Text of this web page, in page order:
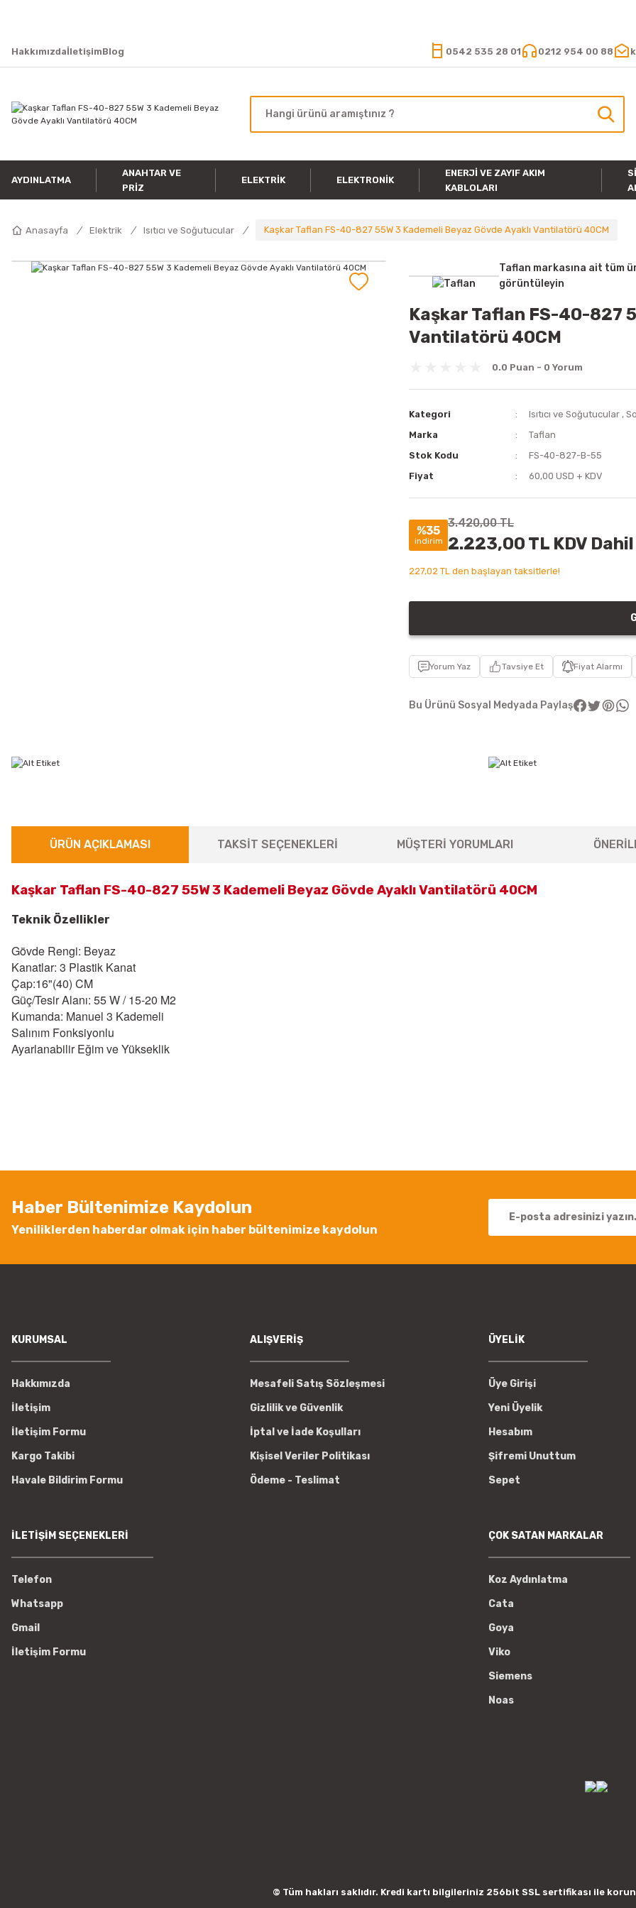
HakkımızdaİletişimBlog 0542 535 28 01 0212 954 00 88
AYDINLATMA
ANAHTAR VE
PRIZ
ELEKTRIK ELEKTRONIK
ENERJI VE ZAYIF AKIM
KABLOLARI
Anasayfa Elektrik Isıtıcı ve Soğutucular Kaşkar Taflan FS-40-827 55W 3 Kademeli Beyaz Gövde Ayaklı Vantilatörü 40CM
Taflan markasına ait tüm
görüntüleyin
Kaşkar Taflan FS-40-827
Vantilatörü 40CM
0.0 Puan - 0 Yorum
Kategori Isıtıcı ve Soğutucular ,
Marka
Taflan
Stok Kodu
FS-40-827-B-55
Fiyat
60,00 USD + KDV
%35
indirim
3.420,00 TL
2.223,00 TL KDV Dahil
227,02 TL den başlayan taksitlerle!
Yorum Yaz Tavsiye Et Fiyat Alarmı
Bu Ürünü Sosyal Medyada Paylaş
ÜRÜN AÇIKLAMASI TAKSİT SEÇENEKLERİ MÜŞTERİ YORUMLARI
Kaşkar Taflan FS-40-827 55W 3 Kademeli Beyaz Gövde Ayaklı Vantilatörü 40CM
Teknik Özellikler
Gövde Rengi: Beyaz
Kanatlar: 3 Plastik Kanat
Çap:16"(40) CM
Güç/Tesir Alanı: 55 W / 15-20 M2
Kumanda: Manuel 3 Kademeli
Salınım Fonksiyonlu
Ayarlanabilir Eğim ve Yükseklik
Ürün bilgilerinde hatalar bulunuyor.
Bu ürüne benzer farklı alternatifler olmalı.
Haber Bültenimize Kaydolun
Yeniliklerden haberdar olmak için haber bültenimize kaydolun
KURUMSAL
Hakkımızda
İletişim
İletişim Formu
Kargo Takibi
Havale Bildirim Formu
ALIŞVERİŞ
Mesafeli Satış Sözleşmesi
Gizlilik ve Güvenlik
İptal ve İade Koşulları
Kişisel Veriler Politikası
Ödeme - Teslimat
ÜYELİK
Üye Girişi
Yeni Üyelik
Hesabım
Şifremi Unuttum
Sepet
İLETİŞİM SEÇENEKLERİ
Telefon
Whatsapp
Gmail
İletişim Formu
ÇOK SATAN MARKALAR
Koz Aydınlatma
Cata
Goya
Viko
Siemens
Noas
© Tüm hakları saklıdır. Kredi kartı bilgileriniz 256bit SSL sertifikası ile